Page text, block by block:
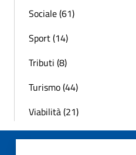
Sociale (61)
Sport (14)
Tributi (8)
Turismo (44)
Viabilità (21)